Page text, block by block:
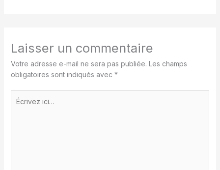
Laisser un commentaire
Votre adresse e-mail ne sera pas publiée. Les champs
obligatoires sont indiqués avec *
Écrivez
ici…